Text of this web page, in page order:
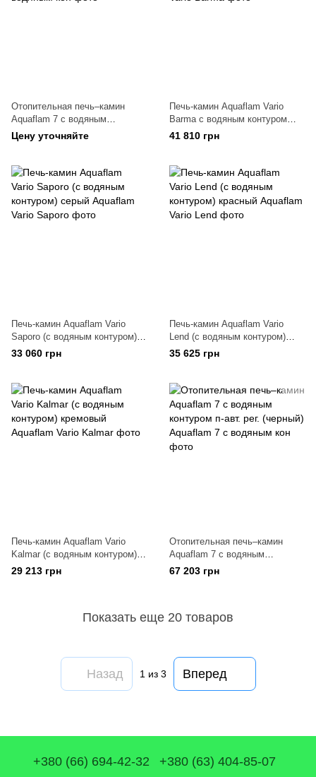
Отопительная печь–камин
Aquaflam 7 с водяным
контуром
Цену уточняйте
Печь-камин Aquaflam Vario
Barma с водяным контуром
орех
41 810 грн
Печь-камин Aquaflam Vario
Saporo (с водяным контуром)
серый
33 060 грн
Печь-камин Aquaflam Vario
Lend (с водяным контуром)
красный
35 625 грн
Печь-камин Aquaflam Vario
Kalmar (с водяным контуром)
кремовый
29 213 грн
Отопительная печь–камин
Aquaflam 7 с водяным
контуром п-авт. рег. (черный)
67 203 грн
Показать еще 20 товаров
Назад 1 из 3 Вперед
+380 (66) 694-42-32 +380 (63) 404-85-07